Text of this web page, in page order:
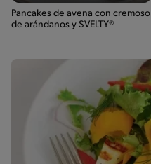
Pancakes de avena con cremoso
de arándanos y SVELTY®